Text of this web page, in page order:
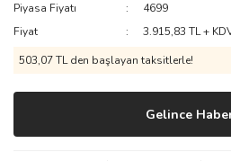
Piyasa Fiyatı
4699
Fiyat
3.915,83 TL +
503,07 TL den başlayan taksitlerle!
Gelince